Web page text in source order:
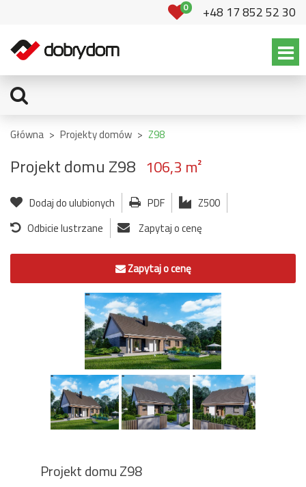
0 +48 17 852 52 30
Główna > Projekty domów > Z98
Projekt domu Z98 106,3 m²
Dodaj do ulubionych PDF
Z500
Odbicie lustrzane
Zapytaj o cenę
Zapytaj o cenę
Projekt domu Z98